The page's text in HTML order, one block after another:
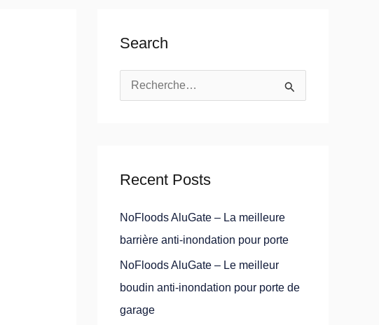
Search
e
c
h
e
r
Recent Posts
NoFloods AluGate – La meilleure
barrière anti-inondation pour porte
NoFloods AluGate – Le meilleur
boudin anti-inondation pour porte de
garage